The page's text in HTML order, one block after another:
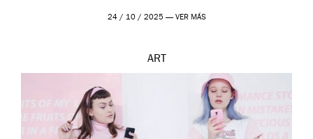
24 / 10 / 2025 — VER MÁS
ART